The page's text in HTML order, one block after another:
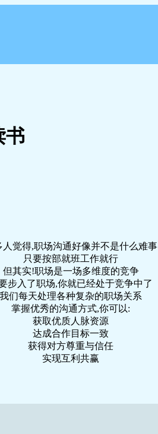
书
人觉得,职场沟通好像并不是什么难事
只要按部就班工作就行
但其实!职场是一场多维度的竞争
步入了职场,你就已经处于竞争中了
我们每天处理各种复杂的职场关系
掌握优秀的沟通方式,你可以:
获取优质人脉资源
达成合作目标一致
获得对方尊重与信任
实现互利共赢